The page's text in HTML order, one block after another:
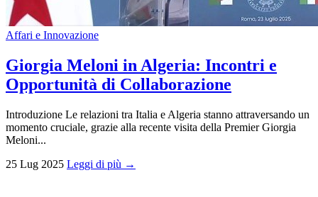
Affari e Innovazione
Giorgia Meloni in Algeria: Incontri e
Opportunità di Collaborazione
Introduzione Le relazioni tra Italia e Algeria stanno attraversando un
momento cruciale, grazie alla recente visita della Premier Giorgia
Meloni...
25 Lug 2025 Leggi di più →